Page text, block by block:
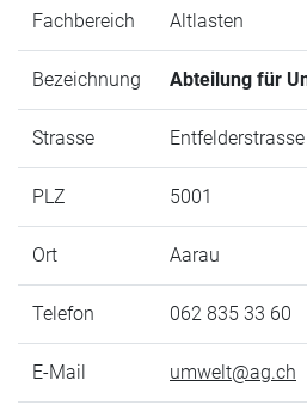
Fachbereich Altlasten
Bezeichnung Abteilung für
Strasse
PLZ 5001
Ort Aarau
Telefon 062 835 33 60
E-Mail umwelt@ag.ch